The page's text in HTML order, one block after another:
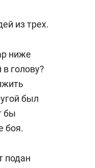
из трех.
ниже
голову?
был
бы
боя.
подан